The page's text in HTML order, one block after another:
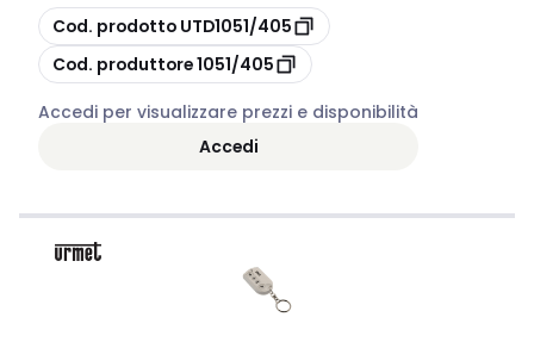
copia
Cod. prodotto UTD1051/405
copia
Cod. produttore1051/405
Accedi per visualizzare prezzi e disponibilità
Accedi